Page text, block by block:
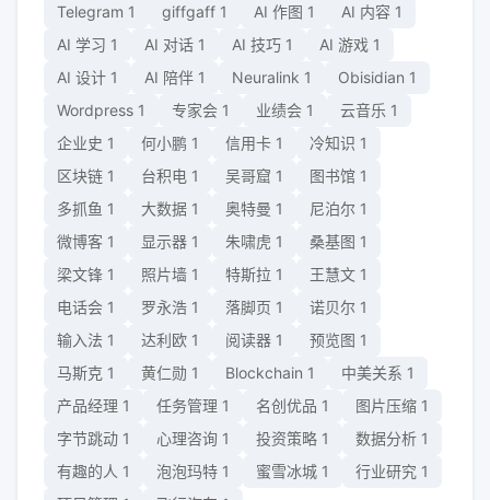
Telegram 1 giffgaff 1 AI 作图 1 AI 内容 1
AI 学习 1 AI 对话 1 AI 技巧 1 AI 游戏 1
AI 设计 1 AI 陪伴 1 Neuralink 1 Obisidian 1
Wordpress 1 专家会 1 业绩会 1 云音乐 1
企业史 1 何小鹏 1 信用卡 1 冷知识 1
区块链 1 台积电 1 吴哥窟 1 图书馆 1
多抓鱼 1 大数据 1 奥特曼 1 尼泊尔 1
微博客 1 显示器 1 朱啸虎 1 桑基图 1
梁文锋 1 照片墙 1 特斯拉 1 王慧文 1
电话会 1 罗永浩 1 落脚页 1 诺贝尔 1
输入法 1 达利欧 1 阅读器 1 预览图 1
马斯克 1 黄仁勋 1 Blockchain 1 中美关系 1
产品经理 1 任务管理 1 名创优品 1 图片压缩 1
字节跳动 1 心理咨询 1 投资策略 1 数据分析 1
有趣的人 1 泡泡玛特 1 蜜雪冰城 1 行业研究 1